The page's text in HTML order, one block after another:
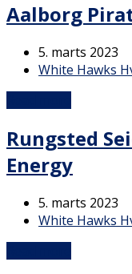
Aalborg
5. marts 2023
White Hawks
Rungsted
Energy
5. marts 2023
White Hawks